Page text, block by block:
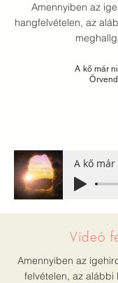
Amennyiben az
hangfelvételen, az
A kő már
Videó
Amennyiben az
felvételen, az alábbi